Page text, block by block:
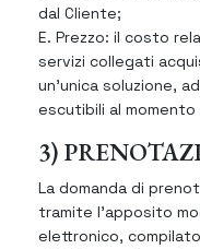
dal Cliente;
E. Prezzo: il costo
servizi collegati
un’unica soluzione,
escutibili al momento
3)
La domanda di
tramite l’apposito
elettronico,